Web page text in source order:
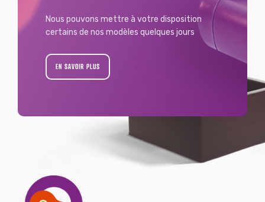
Nous pouvons mettre à votre disposition
certains de nos modèles quelques jours
EN SAVOIR PLUS